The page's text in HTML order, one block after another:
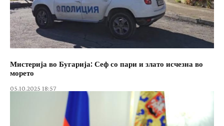
Мистерија во Бугарија: Сеф со пари и злато исчезна во
морето
05.10.2025 18:57